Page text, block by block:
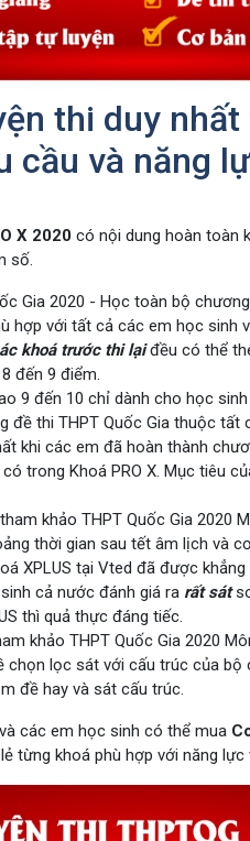
thi duy
cầu và năng
X 2020 có nội dung hoàn toàn
số.
Gia 2020 - Học toàn bộ
hợp với tất cả các em học sinh
khoá trước thi lại đều có thể
đến 9 điểm.
9 đến 10 chỉ dành cho học
đề thi THPT Quốc Gia thuộc tất
khi các em đã hoàn thành
có trong Khoá PRO X. Mục tiêu
khảo THPT Quốc Gia 2020
thời gian sau tết âm lịch và
XPLUS tại Vted đã được
cả nước đánh giá ra rất sát
thì quả thực đáng tiếc.
khảo THPT Quốc Gia 2020
lọc sát với cấu trúc của bộ
đề hay và sát cấu trúc.
các em học sinh có thể mua
từng khoá phù hợp với năng lực